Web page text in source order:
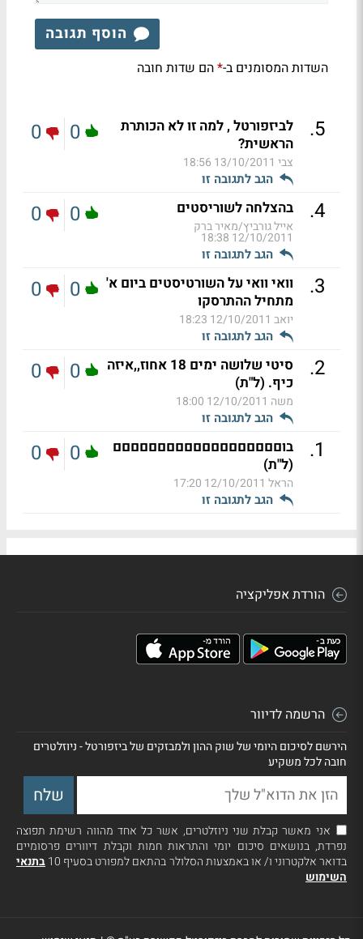
הוסף תגובה
השדות המסומנים ב-*הם שדות חובה
5
.
לביזפורטל , למה זו לא הכותרת
הראשית?
צבי 13/10/2011 18:56
הגב לתגובה זו
0
0
4
. בהצלחה לשוריסטים
אייל גורביץ/מאיר ברק
12/10/2011 18:38
הגב לתגובה זו
0
0
3
.
וואי וואי על השורטיסטים ביום א'
מתחיל ההתרסקו
יואב 12/10/2011 18:23
הגב לתגובה זו
0
0
2
.
סיטי שלושה ימים 18 אחוז,,איזה
כיף. (ל"ת)
משה 12/10/2011 18:00
הגב לתגובה זו
0
0
1
.
בוםםםםםםםםםםםםםםםםםםם
(ל"ת)
הראל 12/10/2011 17:20
הגב לתגובה זו
0
0
הורדת אפליקציה
הרשמה לדיוור
הירשם לסיכום היומי של שוק ההון ולמבזקים של ביזפורטל - ניוזלטרים
חובה לכל משקיע
אני מאשר קבלת שני ניוזלטרים, אשר כל אחד מהווה רשימת תפוצה
נפרדת, בנושאים סיכום יומי והתראות חמות וקבלת דיוורים פרסומיים
בדואר אלקטרוני ו/ או באמצעות הסלולר בהתאם למפורט בסעיף 10
בתנאי
השימוש